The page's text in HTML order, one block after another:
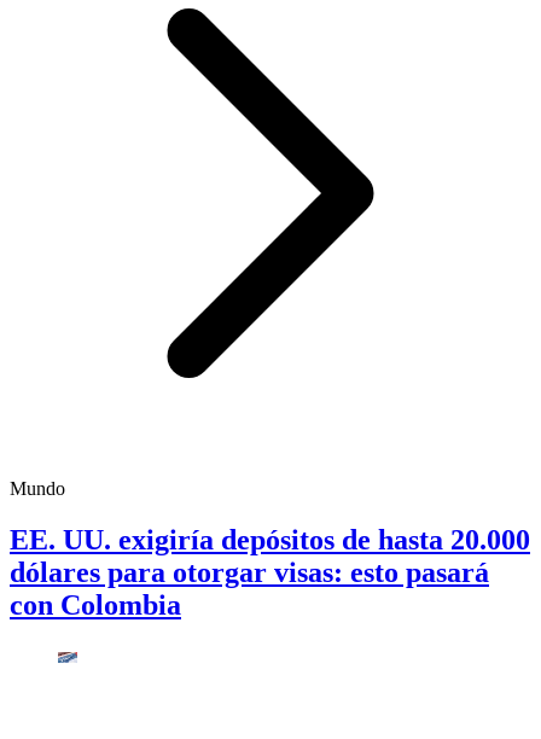
Mundo
EE. UU. exigiría depósitos de hasta 20.000
dólares para otorgar visas: esto pasará
con Colombia